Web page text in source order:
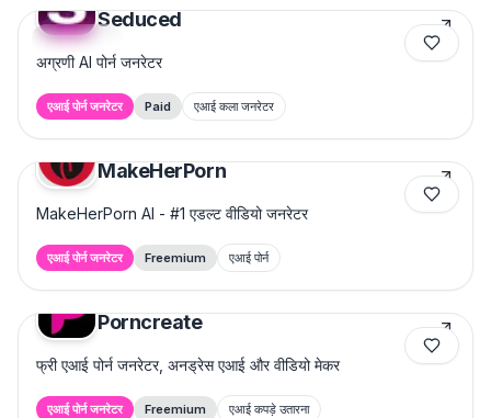
Featured
Seduced
अग्रणी AI पोर्न जनरेटर
एआई पोर्न जनरेटर Paid एआई कला जनरेटर
MakeHerPorn
MakeHerPorn AI - #1 एडल्ट वीडियो जनरेटर
एआई पोर्न जनरेटर Freemium एआई पोर्न
Porncreate
फ्री एआई पोर्न जनरेटर, अनड्रेस एआई और वीडियो मेकर
एआई पोर्न जनरेटर Freemium एआई कपड़े उतारना